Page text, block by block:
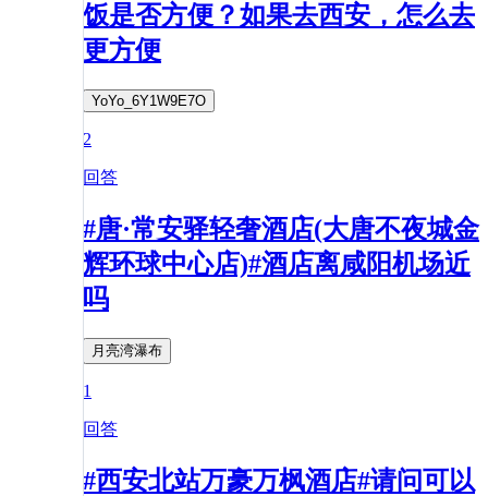
饭是否方便？如果去西安，怎么去
更方便
YoYo_6Y1W9E7O
2
回答
#唐·常安驿轻奢酒店(大唐不夜城金
辉环球中心店)#酒店离咸阳机场近
吗
月亮湾瀑布
1
回答
#西安北站万豪万枫酒店#请问可以